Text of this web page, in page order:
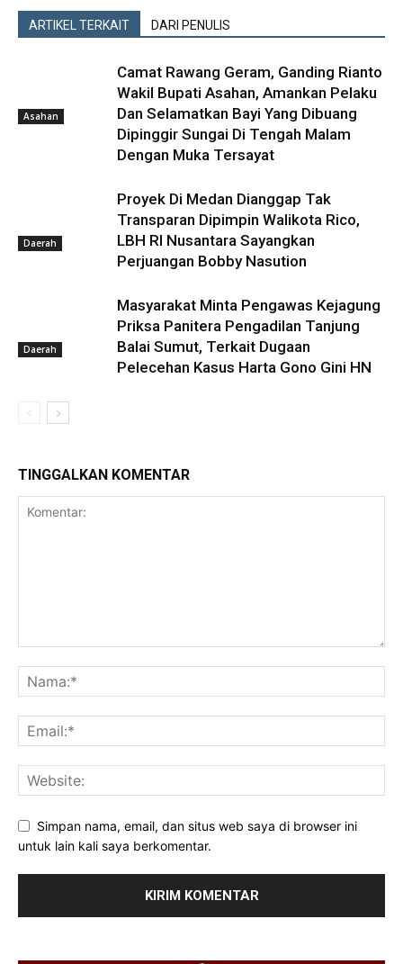
ARTIKEL TERKAIT DARI PENULIS
Asahan
Camat Rawang Geram, Ganding Rianto
Wakil Bupati Asahan, Amankan Pelaku
Dan Selamatkan Bayi Yang Dibuang
Dipinggir Sungai Di Tengah Malam
Dengan Muka Tersayat
Daerah
Proyek Di Medan Dianggap Tak
Transparan Dipimpin Walikota Rico,
LBH RI Nusantara Sayangkan
Perjuangan Bobby Nasution
Daerah
Masyarakat Minta Pengawas Kejagung
Priksa Panitera Pengadilan Tanjung
Balai Sumut, Terkait Dugaan
Pelecehan Kasus Harta Gono Gini HN
TINGGALKAN KOMENTAR
Simpan nama, email, dan situs web saya di browser ini
untuk lain kali saya berkomentar.